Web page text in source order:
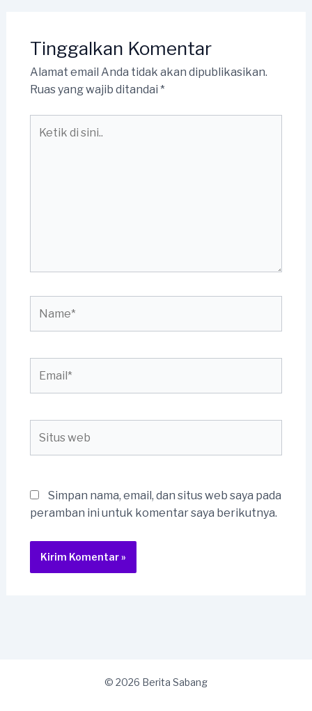
Tinggalkan Komentar
Alamat email Anda tidak akan dipublikasikan.
Ruas yang wajib ditandai *
web
Simpan nama, email, dan situs web saya pada
peramban ini untuk komentar saya berikutnya.
© 2026 Berita Sabang